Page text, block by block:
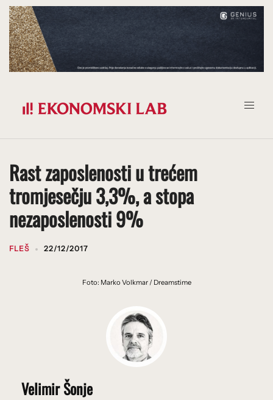
Prijeđi
na
sadržaj
Rast zaposlenosti u trećem
tromjesečju 3,3%, a stopa
nezaposlenosti 9%
FLEŠ 22/12/2017
Foto: Marko Volkmar / Dreamstime
Velimir Šonje